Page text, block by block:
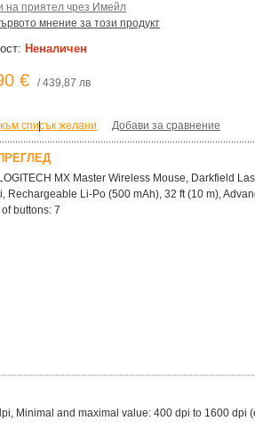
на приятел чрез Имейл
мнение за този продукт
Неналичен
€ / 439,87 лв
списък желани
| Добави за сравнение
MX Master Wireless Mouse, Darkfield
Rechargeable Li-Po (500 mAh), 32 ft (10 m),
buttons: 7
Minimal and maximal value: 400 dpi to 1600 dpi